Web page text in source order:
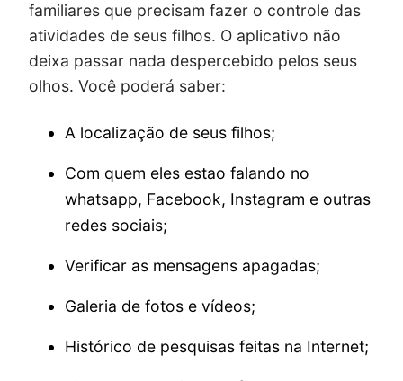
familiares que precisam fazer o controle das
atividades de seus filhos. O aplicativo não
deixa passar nada despercebido pelos seus
olhos. Você poderá saber:
A localização de seus filhos;
Com quem eles estao falando no
whatsapp, Facebook, Instagram e outras
redes sociais;
Verificar as mensagens apagadas;
Galeria de fotos e vídeos;
Histórico de pesquisas feitas na Internet;